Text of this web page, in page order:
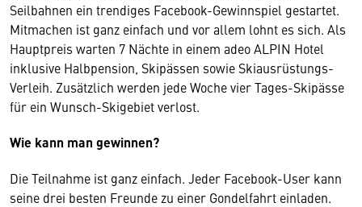
Seilbahnen ein trendiges Facebook-Gewinnspiel gestartet.
Mitmachen ist ganz einfach und vor allem lohnt es sich. Als
Hauptpreis warten 7 Nächte in einem adeo ALPIN Hotel
inklusive Halbpension, Skipässen sowie Skiausrüstungs-
Verleih. Zusätzlich werden jede Woche vier Tages-Skipässe
für ein Wunsch-Skigebiet verlost.
Wie kann man gewinnen?
Die Teilnahme ist ganz einfach. Jeder Facebook-User kann
seine drei besten Freunde zu einer Gondelfahrt einladen.